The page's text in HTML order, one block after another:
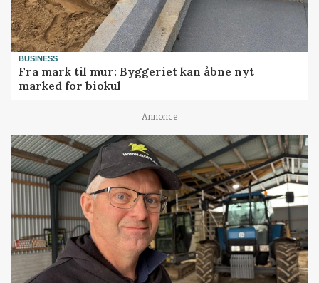
BUSINESS
Fra mark til mur: Byggeriet kan åbne nyt
marked for biokul
Annonce